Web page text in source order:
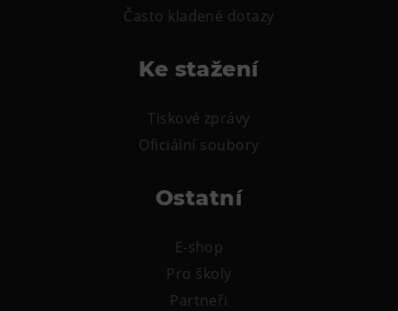
Často kladené dotazy
Ke stažení
Tiskové zprávy
Oficiální soubory
Ostatní
E-shop
Pro školy
Partneři